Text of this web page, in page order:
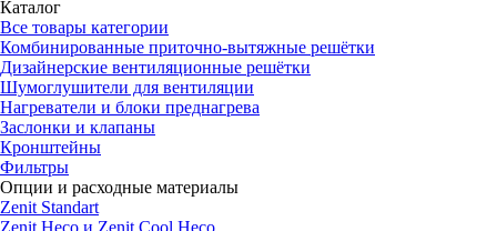
Каталог
Все товары категории
Комбинированные приточно-вытяжные решётки
Дизайнерские вентиляционные решётки
Шумоглушители для вентиляции
Нагреватели и блоки преднагрева
Заслонки и клапаны
Кронштейны
Фильтры
Опции и расходные материалы
Zenit Standart
Zenit Heco и Zenit Cool Heco